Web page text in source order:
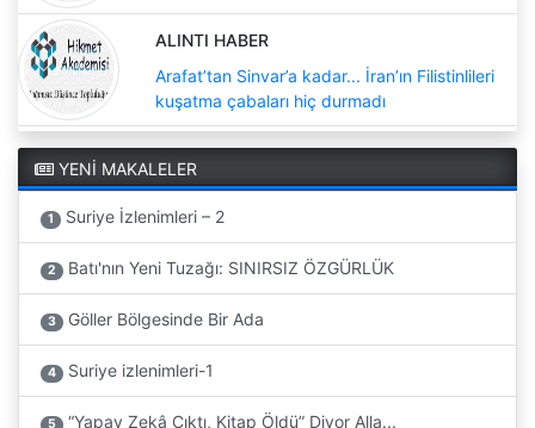
ALINTI HABER
Arafat’tan Sinvar’a kadar... İran’ın Filistinlileri
kuşatma çabaları hiç durmadı
YENİ MAKALELER
1 Suriye İzlenimleri – 2
2 Batı'nın Yeni Tuzağı: SINIRSIZ ÖZGÜRLÜK
3 Göller Bölgesinde Bir Ada
4 Suriye izlenimleri-1
5 “Yapay Zekâ Çıktı, Kitap Öldü” Diyor Alla...